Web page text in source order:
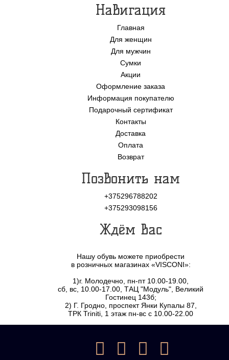
Навигация
Главная
Для женщин
Для мужчин
Сумки
Акции
Оформление заказа
Информация покупателю
Подарочный сертификат
Контакты
Доставка
Оплата
Возврат
Позвонить нам
+375296788202
+375293098156
Ждём Вас
Нашу обувь можете приобрести
в розничных магазинах «VISCONI»:
1)г. Молодечно, пн-пт 10.00-19.00,
сб, вс, 10.00-17.00, ТАЦ "Модуль", Великий
Гостинец 143б;
2) Г. Гродно, проспект Янки Купалы 87,
ТРК Triniti, 1 этаж пн-вс с 10.00-22.00